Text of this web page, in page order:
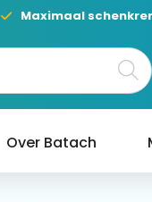
Maximaal
Over Batach